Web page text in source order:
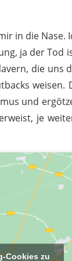
in die Nase.
ja der Tod
die uns
weisen.
und
je
Cookies zu